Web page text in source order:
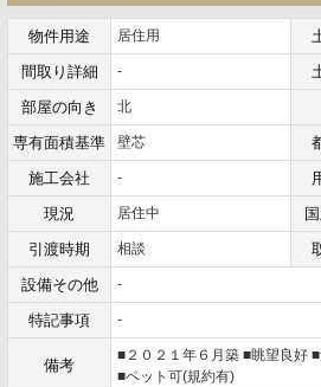
物件用途 居住用
間取り詳細 -
部屋の向き 北
専有面積基準 壁芯
施工会社 -
現況 居住中
引渡時期 相談
設備その他 -
特記事項 -
備考
■２０２１年６月築 ■眺望良好
■ペット可(規約有)